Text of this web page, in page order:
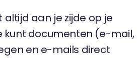
altijd aan je zijde op je
kunt documenten (e-mail,
en e-mails direct